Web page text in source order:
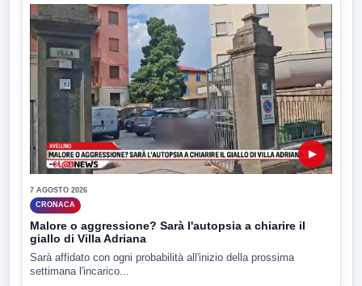
▶
7 AGOSTO 2026
CRONACA
Malore o aggressione? Sarà l'autopsia a chiarire il
giallo di Villa Adriana
Sarà affidato con ogni probabilità all'inizio della prossima
settimana l'incarico...